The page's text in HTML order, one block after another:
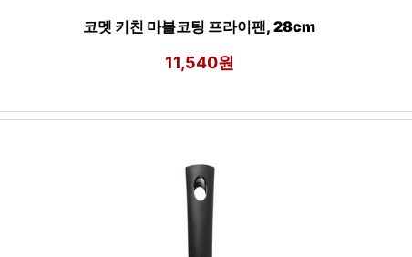
코멧 키친 마블코팅 프라이팬, 28cm
11,540원